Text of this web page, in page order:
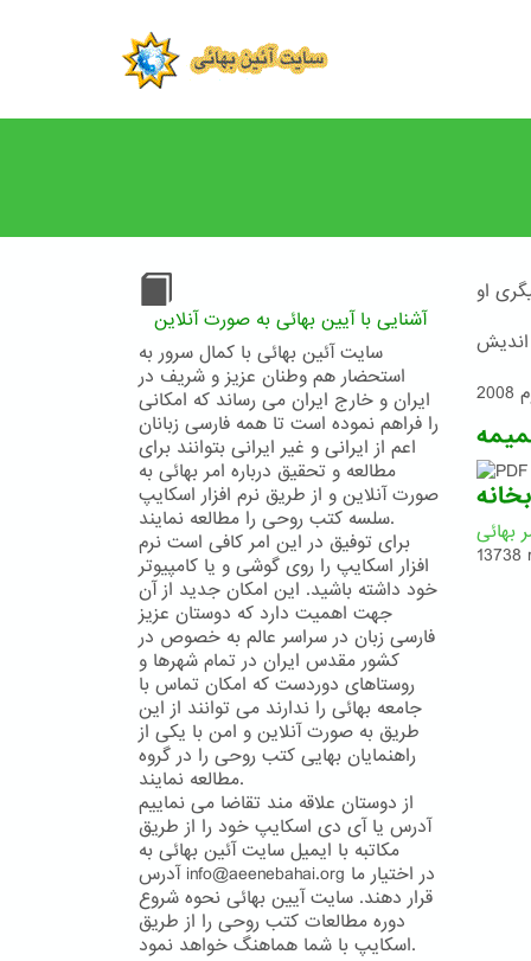
او
بهائی
13738
آشنایی با آیین بهائی به صورت آنلاین
سایت آئین بهائی با کمال سرور به
استحضار هم وطنان عزیز و شریف در
ایران و خارج ایران می رساند که امکانی
را فراهم نموده است تا همه فارسی زبانان
اعم از ایرانی و غیر ایرانی بتوانند برای
مطالعه و تحقیق درباره امر بهائی به
صورت آنلاین و از طریق نرم افزار اسکایپ
سلسه کتب روحی را مطالعه نمایند.
برای توفیق در این امر کافی است نرم
افزار اسکایپ را روی گوشی و یا کامپیوتر
خود داشته باشید. این امکان جدید از آن
جهت اهمیت دارد که دوستان عزیز
فارسی زبان در سراسر عالم به خصوص در
کشور مقدس ایران در تمام شهرها و
روستاهای دوردست که امکان تماس با
جامعه بهائی را ندارند می توانند از این
طریق به صورت آنلاین و امن با یکی از
راهنمایان بهایی کتب روحی را در گروه
مطالعه نمایند.
از دوستان علاقه مند تقاضا می نماییم
آدرس یا آی دی اسکایپ خود را از طریق
مکاتبه با ایمیل سایت آئین بهائی به
آدرس info@aeenebahai.org در اختیار ما
قرار دهند. سایت آیین بهائی نحوه شروع
دوره مطالعات کتب روحی را از طریق
اسکایپ با شما هماهنگ خواهد نمود.